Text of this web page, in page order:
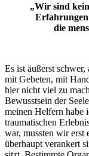
„Wir sind
Erfahrungen
die
Es ist äußerst
mit Gebeten, mit
hier nicht viel zu
Bewusstsein der
meinen Helfern habe
traumatischen
war, mussten wir erst
überhaupt verankert